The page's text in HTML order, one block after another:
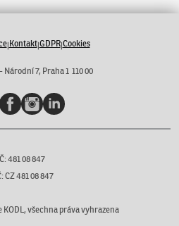
|Kontakt|GDPR|Cookies
Národní 7, Praha 1 110 00
FacebookInstagramLinkedIn
481 08 847
CZ 481 08 847
KODL, všechna práva vyhrazena